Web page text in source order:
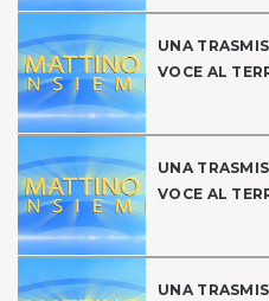
UNA
VOCE AL
UNA
VOCE AL
UNA